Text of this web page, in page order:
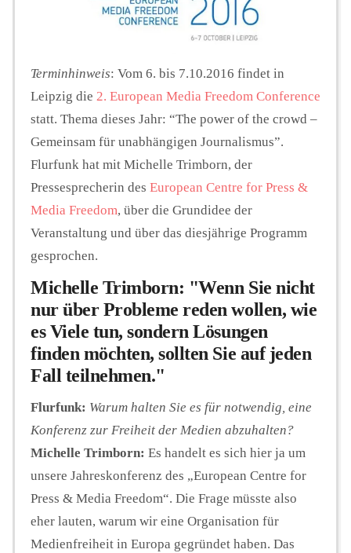
Seminare
Unterstützen
Terminhinweis: Vom 6. bis 7.10.2016 findet in
Leipzig die 2. European Media Freedom Conference
statt. Thema dieses Jahr: “The power of the crowd –
Gemeinsam für unabhängigen Journalismus”.
Flurfunk hat mit Michelle Trimborn, der
Pressesprecherin des European Centre for Press &
Media Freedom, über die Grundidee der
Veranstaltung und über das diesjährige Programm
gesprochen.
Michelle Trimborn: "Wenn Sie nicht
nur über Probleme reden wollen, wie
es Viele tun, sondern Lösungen
finden möchten, sollten Sie auf jeden
Fall teilnehmen."
Flurfunk: Warum halten Sie es für notwendig, eine
Konferenz zur Freiheit der Medien abzuhalten?
Michelle Trimborn: Es handelt es sich hier ja um
unsere Jahreskonferenz des „European Centre for
Press & Media Freedom“. Die Frage müsste also
eher lauten, warum wir eine Organisation für
Medienfreiheit in Europa gegründet haben. Das